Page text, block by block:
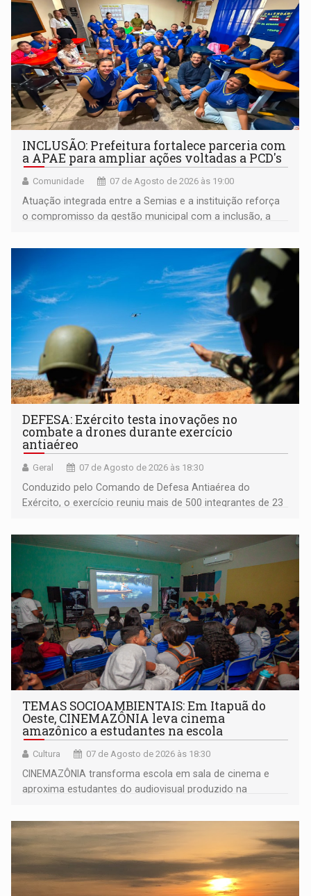
INCLUSÃO: Prefeitura fortalece parceria com
a APAE para ampliar ações voltadas a PCD's
Comunidade 07 de Agosto de 2026 às 19:00
Atuação integrada entre a Semias e a instituição reforça
o compromisso da gestão municipal com a inclusão, a
DEFESA: Exército testa inovações no
combate a drones durante exercício
antiaéreo
Geral 07 de Agosto de 2026 às 18:30
Conduzido pelo Comando de Defesa Antiaérea do
Exército, o exercício reuniu mais de 500 integrantes de 23
TEMAS SOCIOAMBIENTAIS: Em Itapuã do
Oeste, CINEMAZÔNIA leva cinema
amazônico a estudantes na escola
Cultura 07 de Agosto de 2026 às 18:30
CINEMAZÔNIA transforma escola em sala de cinema e
aproxima estudantes do audiovisual produzido na